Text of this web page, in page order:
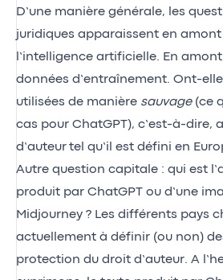
D’une manière générale, les
juridiques apparaissent en
l’intelligence artificielle. En
données d’entraînement. Ont-
utilisées de manière sauvage(ce
cas pour ChatGPT), c’est-à-dire,
d’auteur tel qu’il est défini en
Autre question capitale : qui est
produit par ChatGPT ou d’une
Midjourney ? Les différents pays
actuellement à définir (ou non)
protection du droit d’auteur. A